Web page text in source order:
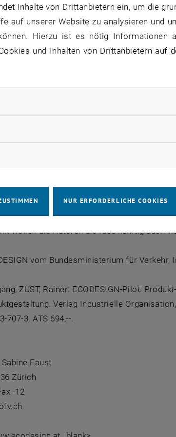
Gutes zu tun, ist oft da. Allein an
Buch, -CD-ROM und -Website jetzt vor. Der
eine ganzheitliche Betrachtungsweise
von den beiden Wissenschaftern bewußt
verfaßt worden. In einer
und Praktikantin Tina Belena
-entwicklung und -verbesserung
eingehalten und Checklisten erlauben
ich meinen Chef für ein ECODESIGN-
Website lassen die beiliegende
auch "offline" zur Einstimmung animieren.
kostengünstige Analyse ihrer Produkte
wollen die Autoren die Idee künftig auch
vom Bundesministerium für Verkehr,
ZÜST, Rainer: ECODESIGN-Pilot.
Verlag Industrielle
707-3. ATS 694,--.
Faust
Zürich
-12
Inhalte von Drittanbietern ein, um die
auf unserer Website zu analysieren und
Hierzu ist es nötig Informationen
und Inhalten von Drittanbietern auf
zulassen
NUR ERFORDERLICHE COOKIES